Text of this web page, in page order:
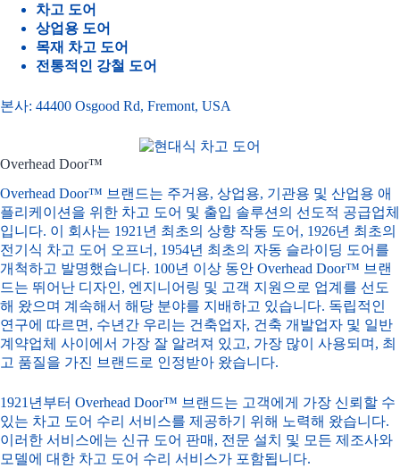
차고 도어
상업용 도어
목재 차고 도어
전통적인 강철 도어
본사: 44400 Osgood Rd, Fremont, USA
Overhead Door™
Overhead Door™ 브랜드는 주거용, 상업용, 기관용 및 산업용 애
플리케이션을 위한 차고 도어 및 출입 솔루션의 선도적 공급업체
입니다. 이 회사는 1921년 최초의 상향 작동 도어, 1926년 최초의
전기식 차고 도어 오프너, 1954년 최초의 자동 슬라이딩 도어를
개척하고 발명했습니다. 100년 이상 동안 Overhead Door™ 브랜
드는 뛰어난 디자인, 엔지니어링 및 고객 지원으로 업계를 선도
해 왔으며 계속해서 해당 분야를 지배하고 있습니다. 독립적인
연구에 따르면, 수년간 우리는 건축업자, 건축 개발업자 및 일반
계약업체 사이에서 가장 잘 알려져 있고, 가장 많이 사용되며, 최
고 품질을 가진 브랜드로 인정받아 왔습니다.
1921년부터 Overhead Door™ 브랜드는 고객에게 가장 신뢰할 수
있는 차고 도어 수리 서비스를 제공하기 위해 노력해 왔습니다.
이러한 서비스에는 신규 도어 판매, 전문 설치 및 모든 제조사와
모델에 대한 차고 도어 수리 서비스가 포함됩니다.